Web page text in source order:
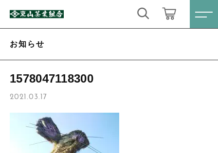
お知らせ
1578047118300
2021.03.17
ログイン / 会員登録
お気に入り
すべての商品
定番商品 ティーバック・粉末緑茶
キーワード検索